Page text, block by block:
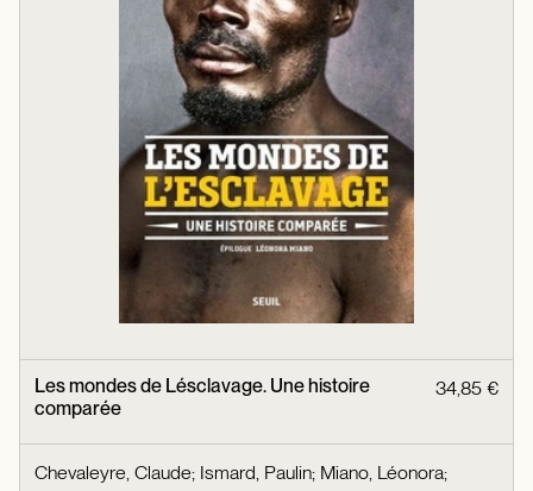
Les mondes de Lésclavage. Une histoire
comparée
34,85 €
Chevaleyre, Claude; Ismard, Paulin; Miano, Léonora;